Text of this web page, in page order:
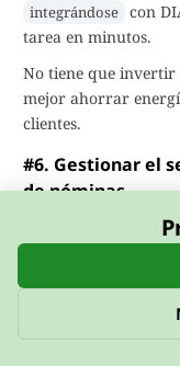
integrándose con
tarea en minutos.
No tiene que invertir
mejor ahorrar
clientes.
#6. Gestionar el
de nóminas.
No hay cosa más
por citas
información fiscal
organización